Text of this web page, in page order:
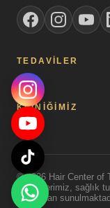
TEDAVILER
KLINIĞIMIZ
© 2026 Hair Center of
Tedavilerimiz, sağlık
tarafından